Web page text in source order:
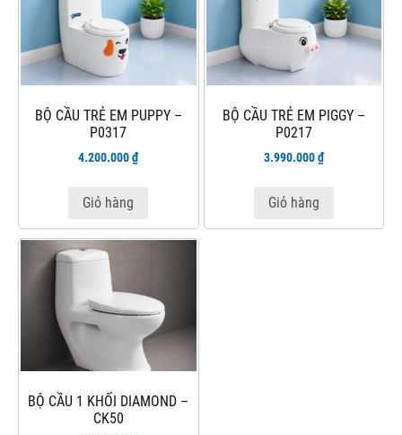
BỘ CẦU TRẺ EM PUPPY –
P0317
4.200.000₫
Giỏ hàng
BỘ CẦU TRẺ EM PIGGY –
P0217
3.990.000₫
Giỏ hàng
BỘ CẦU 1 KHỐI DIAMOND –
CK50